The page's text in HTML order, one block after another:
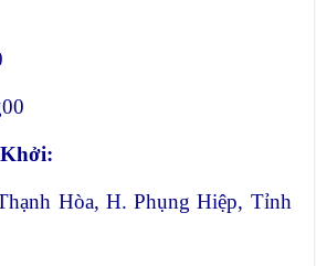
09g00
Hòa, H. Phụng Hiệp, Tỉnh